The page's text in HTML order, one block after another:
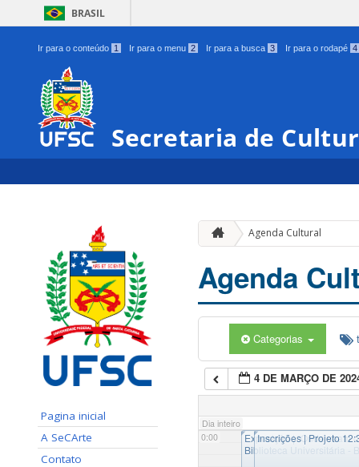
BRASIL
Ir para o conteúdo 1 Ir para o menu 2 Ir para a busca 3 Ir para o rodapé 4
Secretaria de
Pagina inicial
A SeCArte
Contato
Agenda Cultural
Agenda
Categorias
4 DE MARÇO DE
Dia inteiro
0:00
◤Exposição | “Onde voam
Biblioteca Universitária -
◤Inscrições | Projeto